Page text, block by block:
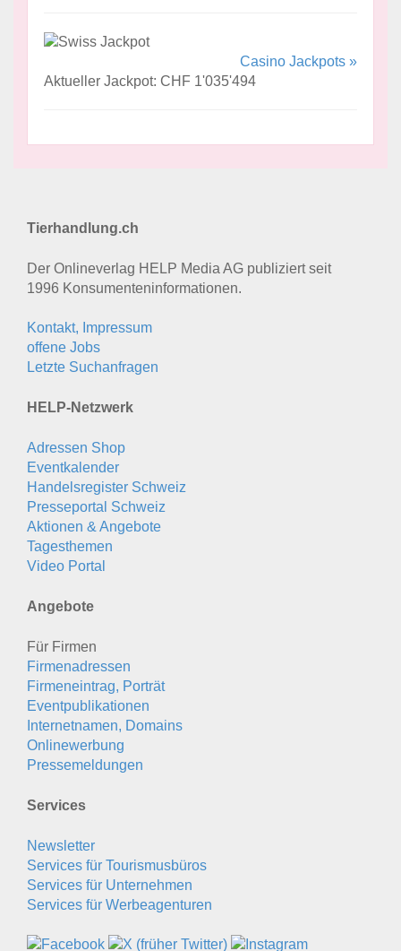
Casino Jackpots »
Aktueller Jackpot: CHF 1'035'494
Tierhandlung.ch
Der Onlineverlag HELP Media AG publiziert seit
1996 Konsumenten­informationen.
Kontakt, Impressum
offene Jobs
Letzte Suchanfragen
HELP-Netzwerk
Adressen Shop
Eventkalender
Handelsregister Schweiz
Presseportal Schweiz
Aktionen & Angebote
Tagesthemen
Video Portal
Angebote
Für Firmen
Firmenadressen
Firmeneintrag, Porträt
Eventpublikationen
Internetnamen, Domains
Onlinewerbung
Pressemeldungen
Services
Newsletter
Services für Tourismusbüros
Services für Unternehmen
Services für Werbeagenturen